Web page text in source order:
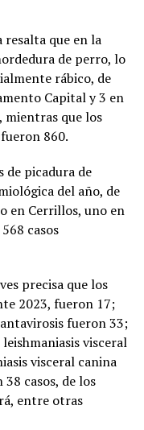
que en la
de perro, lo
rábico, de
Capital y 3 en
que los
860.
de picadura de
del año, de
en Cerrillos, uno en
casos
precisa que los
2023, fueron 17;
fueron 33;
visceral
visceral canina
casos, de los
entre otras